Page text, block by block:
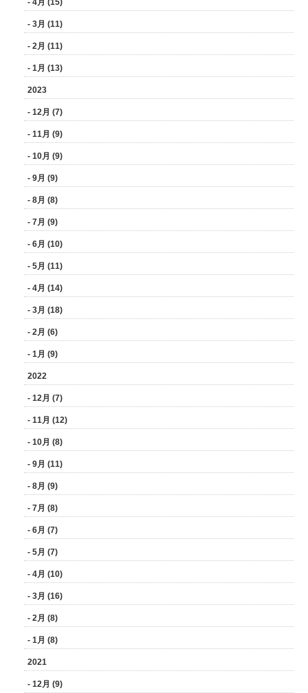
- 3月 (11)
- 2月 (11)
- 1月 (13)
2023
- 12月 (7)
- 11月 (9)
- 10月 (9)
- 9月 (9)
- 8月 (8)
- 7月 (9)
- 6月 (10)
- 5月 (11)
- 4月 (14)
- 3月 (18)
- 2月 (6)
- 1月 (9)
2022
- 12月 (7)
- 11月 (12)
- 10月 (8)
- 9月 (11)
- 8月 (9)
- 7月 (8)
- 6月 (7)
- 5月 (7)
- 4月 (10)
- 3月 (16)
- 2月 (8)
- 1月 (8)
2021
- 12月 (9)